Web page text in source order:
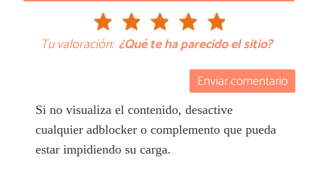
Tu valoración: ¿Qué te ha parecido el sitio?
Enviar comentario
Si no visualiza el contenido, desactive
cualquier adblocker o complemento que pueda
estar impidiendo su carga.